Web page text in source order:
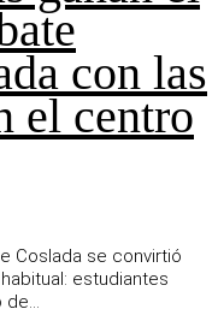
con las
el centro
Coslada se convirtió
estudiantes